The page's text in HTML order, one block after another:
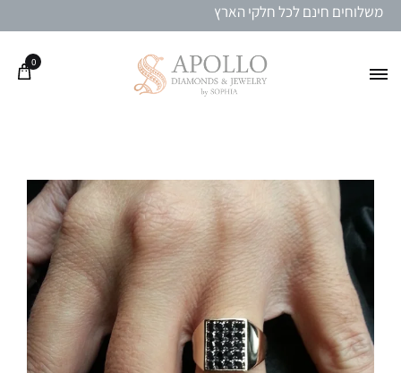
משלוחים חינם לכל חלקי הארץ
0